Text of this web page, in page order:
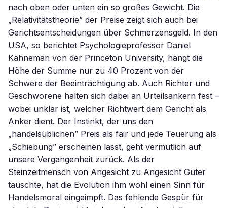
nach oben oder unten ein so großes Gewicht. Die
„Relativitätstheorie” der Preise zeigt sich auch bei
Gerichtsentscheidungen über Schmerzensgeld. In den
USA, so berichtet Psychologieprofessor Daniel
Kahneman von der Princeton University, hängt die
Höhe der Summe nur zu 40 Prozent von der
Schwere der Beeinträchtigung ab. Auch Richter und
Geschworene halten sich dabei an Urteilsankern fest –
wobei unklar ist, welcher Richtwert dem Gericht als
Anker dient. Der Instinkt, der uns den
„handelsüblichen” Preis als fair und jede Teuerung als
„Schiebung” erscheinen lässt, geht vermutlich auf
unsere Vergangenheit zurück. Als der
Steinzeitmensch von Angesicht zu Angesicht Güter
tauschte, hat die Evolution ihm wohl einen Sinn für
Handelsmoral eingeimpft. Das fehlende Gespür für